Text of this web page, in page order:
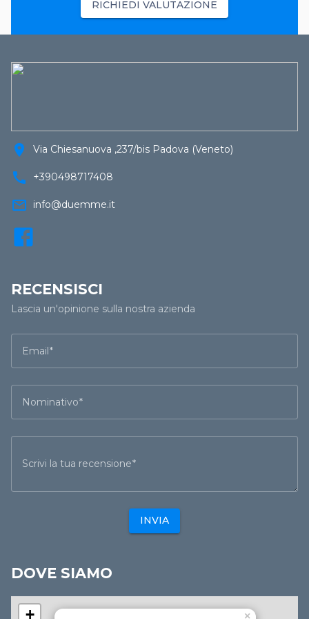
RICHIEDI VALUTAZIONE
location_on Via Chiesanuova ,237/bis Padova (Veneto)
call +390498717408
mail_outline info@duemme.it
RECENSISCI
Lascia un'opinione sulla nostra azienda
Email
Nominativo
Scrivi la tua recensione
INVIA
DOVE SIAMO
×
+